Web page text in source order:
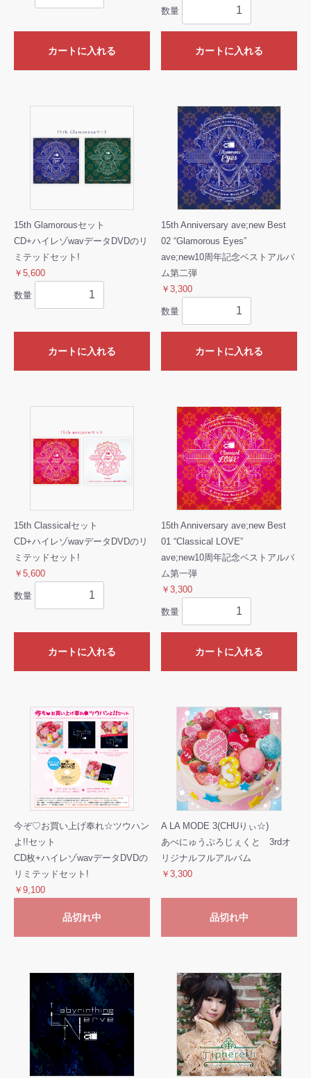
カートに入れる
数量
カートに入れる
15th Glamorousセット
CD+ハイレゾwavデータDVDのリ
ミテッドセット!
￥5,600
数量
カートに入れる
15th Anniversary ave;new Best
02 “Glamorous Eyes”
ave;new10周年記念ベストアルバ
ム第二弾
￥3,300
数量
カートに入れる
15th Classicalセット
CD+ハイレゾwavデータDVDのリ
ミテッドセット!
￥5,600
数量
カートに入れる
15th Anniversary ave;new Best
01 “Classical LOVE”
ave;new10周年記念ベストアルバ
ム第一弾
￥3,300
数量
カートに入れる
今ぞ♡お買い上げ奉れ☆ツウハン
よ!!セット
CD枚+ハイレゾwavデータDVDの
リミテッドセット!
￥9,100
品切れ中
A LA MODE 3(CHUりぃ☆)
あべにゅうぷろじぇくと 3rdオ
リジナルフルアルバム
￥3,300
品切れ中